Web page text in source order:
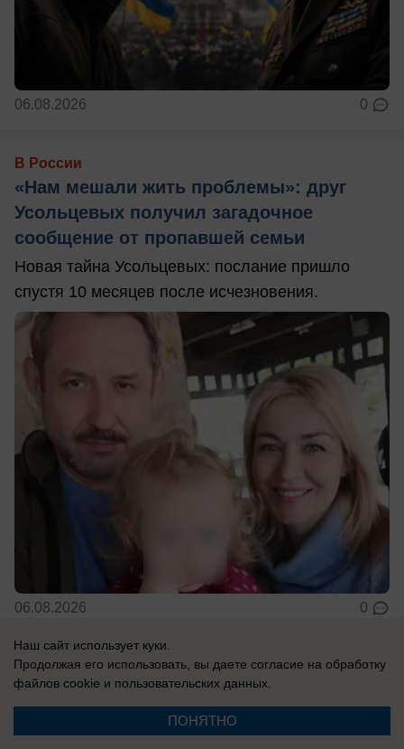
06.08.2026 0
В России
«Нам мешали жить проблемы»: друг
Усольцевых получил загадочное
сообщение от пропавшей семьи
Новая тайна Усольцевых: послание пришло
спустя 10 месяцев после исчезновения.
06.08.2026 0
Новости СМИ2
Наш сайт использует куки.
Продолжая его использовать, вы даете согласие на обработку
файлов cookie и пользовательских данных.
ПОНЯТНО